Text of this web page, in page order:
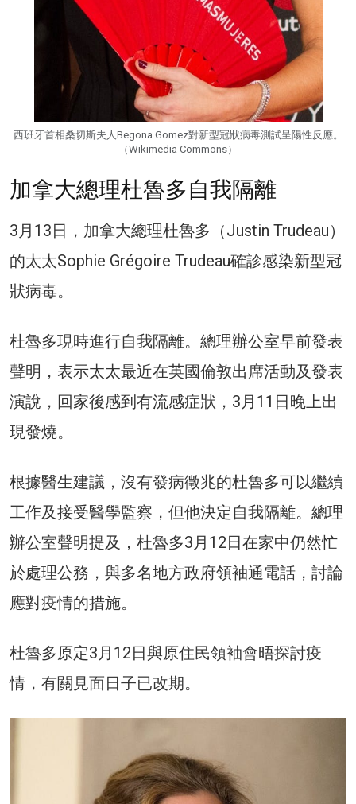
西班牙首相桑切斯夫人Begona Gomez對新型冠狀病毒測試呈陽性反應。
（Wikimedia Commons）
加拿大總理杜魯多自我隔離
3月13日，加拿大總理杜魯多（Justin Trudeau）
的太太Sophie Grégoire Trudeau確診感染新型冠
狀病毒。
杜魯多現時進行自我隔離。總理辦公室早前發表
聲明，表示太太最近在英國倫敦出席活動及發表
演說，回家後感到有流感症狀，3月11日晚上出
現發燒。
根據醫生建議，沒有發病徵兆的杜魯多可以繼續
工作及接受醫學監察，但他決定自我隔離。總理
辦公室聲明提及，杜魯多3月12日在家中仍然忙
於處理公務，與多名地方政府領袖通電話，討論
應對疫情的措施。
杜魯多原定3月12日與原住民領袖會晤探討疫
情，有關見面日子已改期。